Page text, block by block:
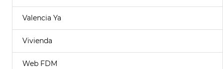
Valencia Ya
Vivienda
Web FDM